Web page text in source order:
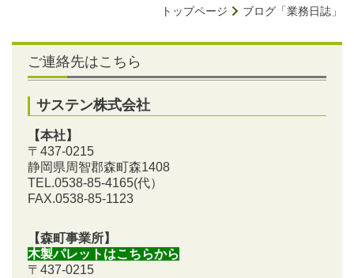
トップページ ブログ「業務日誌」
ご連絡先はこちら
サステン株式会社
【本社】
〒437-0215
静岡県周智郡森町森1408
TEL.0538-85-4165(代）
FAX.0538-85-1123
【森町事業所】
木製パレットはこちらから
〒437-0215